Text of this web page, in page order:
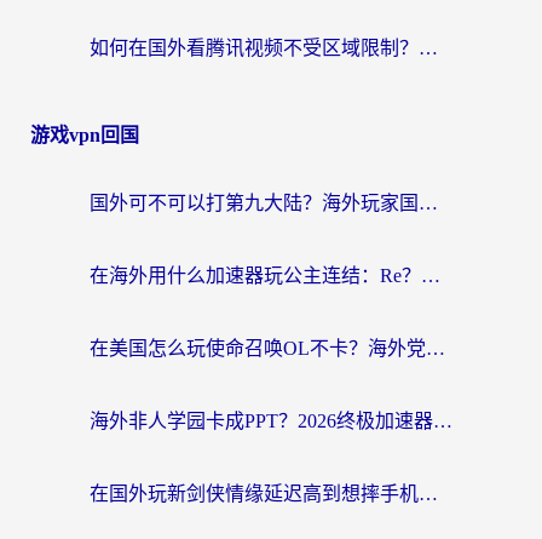
如何在国外看腾讯视频不受区域限制？留学生亲测有效的回国加速指南
游戏vpn回国
国外可不可以打第九大陆？海外玩家国服畅玩终极指南（附3大热门游戏解决妙招）
在海外用什么加速器玩公主连结：Re？老玩家亲测的稳定方案来了
在美国怎么玩使命召唤OL不卡？海外党亲测有效的国服游戏加速器指南
海外非人学园卡成PPT？2026终极加速器指南：从暗区突围到王国纪元，一篇搞定
在国外玩新剑侠情缘延迟高到想摔手机？海外玩家亲测有效的加速器选择指南